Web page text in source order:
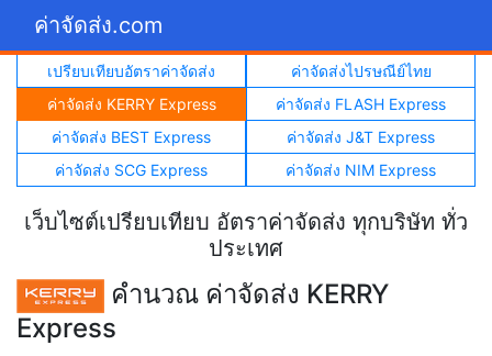
ค่าจัดส่ง.com
เปรียบเทียบอัตราค่าจัดส่ง
ค่าจัดส่งไปรษณีย์ไทย
ค่าจัดส่ง KERRY Express
ค่าจัดส่ง FLASH Express
ค่าจัดส่ง BEST Express
ค่าจัดส่ง J&T Express
ค่าจัดส่ง SCG Express
ค่าจัดส่ง NIM Express
เว็บไซต์เปรียบเทียบ อัตราค่าจัดส่ง ทุกบริษัท ทั่ว
ประเทศ
คำนวณ ค่าจัดส่ง KERRY
Express